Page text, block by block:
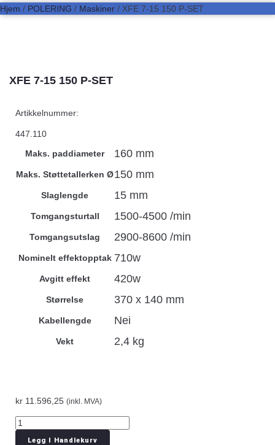
Hjem / POLERING / Maskiner / XFE 7-15 150 P-SET
XFE 7-15 150 P-SET
Artikkelnummer:
447.110
Maks. paddiameter
160 mm
Maks. Støttetallerken Ø150 mm
Slaglengde 15 mm
Tomgangsturtall 1500-4500 /min
Tomgangsutslag 2900-8600 /min
Nominelt effektopptak 710w
Avgitt effekt 420w
Størrelse 370 x 140 mm
Kabellengde Nei
Vekt 2,4 kg
kr 11.596,25 (inkl. MVA)
Legg I Handlekurv